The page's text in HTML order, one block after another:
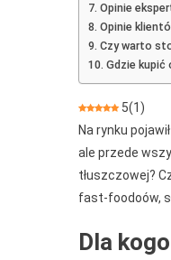
Opinie
Opinie
Czy warto
Gdzie kupić
5(1 )
Na rynku
ale przede
tłuszczowej?
fast-foodoów,
Dla